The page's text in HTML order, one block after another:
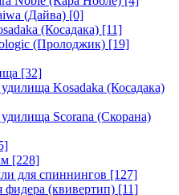
(Дайва) [0]
(Косадака) [11]
(Пролоджик) [19]
[32]
Kosadaka (Косадака)
Scorana (Скорана)
[228]
для спиннингов [127]
(квивертип) [11]